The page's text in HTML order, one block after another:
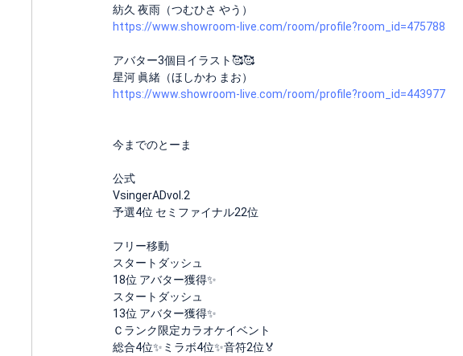
紡久 夜雨（つむひさ やう）
https://www.showroom-live.com/room/profile?room_id=475788
アバター3個目イラスト🥰️🥰️
星河 眞緒（ほしかわ まお）
https://www.showroom-live.com/room/profile?room_id=443977
今までのとーま
公式
VsingerADvol.2
予選4位 セミファイナル22位
フリー移動
スタートダッシュ
18位 アバター獲得✨
スタートダッシュ
13位 アバター獲得✨
Ｃランク限定カラオケイベント
総合4位✨ミラボ4位✨音符2位🏅